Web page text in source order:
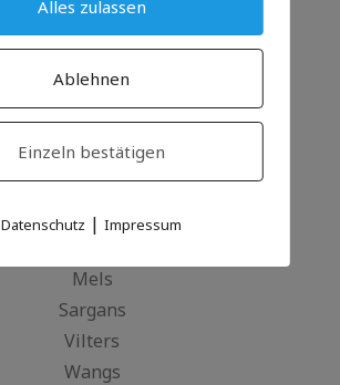
Gottesdienste
Veranstaltungen
Impressum
Kontakte
Mels
Sargans
Vilters
Wangs
Alles zulassen
Ablehnen
Einzeln bestätigen
Datenschutz |Impressum